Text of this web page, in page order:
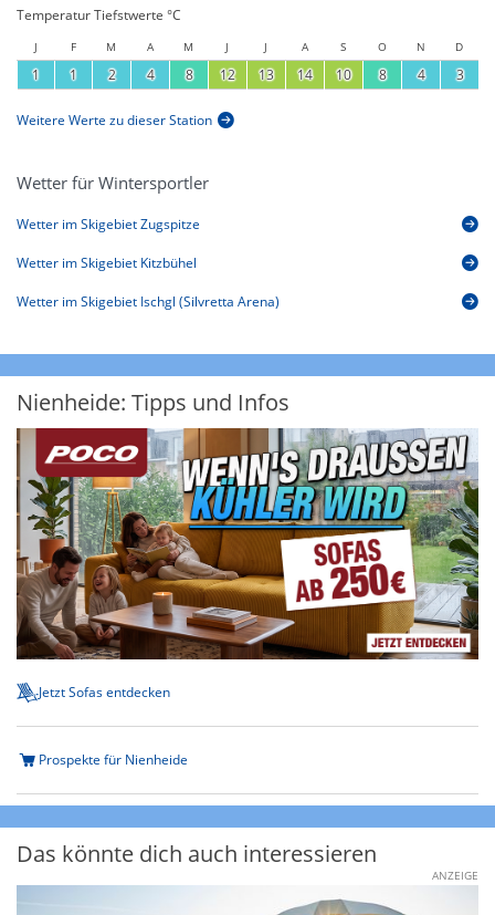
Temperatur Tiefstwerte °C
J F M A M J J A S O N D
1 1 2 4 8 12 13 14 10 8 4 3
Weitere Werte zu dieser Station
Wetter für Wintersportler
Wetter im Skigebiet Zugspitze
Wetter im Skigebiet Kitzbühel
Wetter im Skigebiet Ischgl (Silvretta Arena)
Nienheide: Tipps und Infos
Jetzt Sofas entdecken
Prospekte für Nienheide
Das könnte dich auch interessieren
ANZEIGE